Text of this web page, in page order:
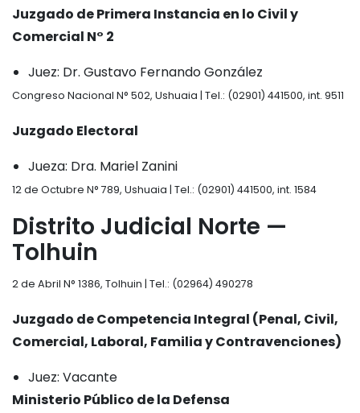
Juzgado de Primera Instancia en lo Civil y
Comercial N° 2
Juez: Dr. Gustavo Fernando González
Congreso Nacional N° 502, Ushuaia | Tel.: (02901) 441500, int. 9511
Juzgado Electoral
Jueza: Dra. Mariel Zanini
12 de Octubre N° 789, Ushuaia | Tel.: (02901) 441500, int. 1584
Distrito Judicial Norte —
Tolhuin
2 de Abril N° 1386, Tolhuin | Tel.: (02964) 490278
Juzgado de Competencia Integral (Penal, Civil,
Comercial, Laboral, Familia y Contravenciones)
Juez: Vacante
Ministerio Público de la Defensa